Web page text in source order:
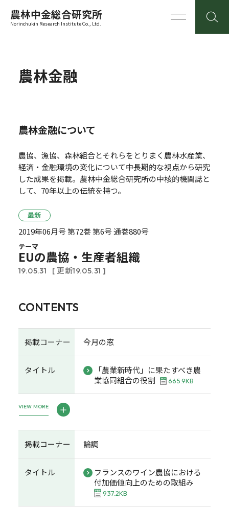
農林中金総合研究所
Norinchukin Research Institute Co., Ltd.
農林金融
農林金融について
農協、漁協、森林組合とそれらをとりまく農林水産業、
経済・金融環境の変化について中長期的な視点から研究
した成果を掲載。 農林中金総合研究所の中核的機関誌と
して、70年以上の伝統を持つ。
最新
2019年06月号 第72巻 第6号 通巻880号
テーマ
EUの農協・生産者組織
19.05.31 [ 更新19.05.31 ]
CONTENTS
掲載コーナー 今月の窓
タイトル
「農業新時代」に果たすべき農
業協同組合の役割
665.9KB
VIEW MORE
掲載コーナー 論調
タイトル
フランスのワイン農協における
付加価値向上のための取組み
937.2KB